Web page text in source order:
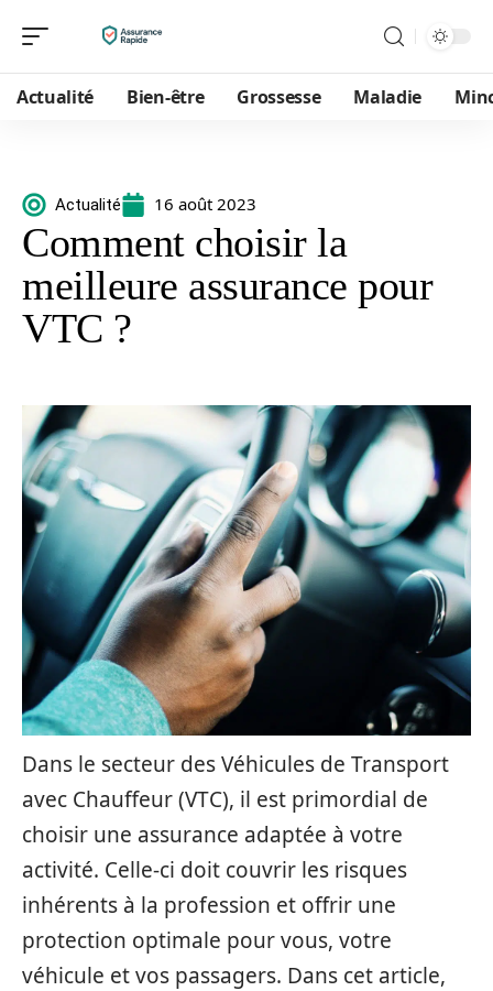
Actualité Bien-être Grossesse Maladie
Actualité 16 août 2023
Comment choisir la
meilleure assurance pour
VTC ?
Dans le secteur des Véhicules de Transport
avec Chauffeur (VTC), il est primordial de
choisir une assurance adaptée à votre
activité. Celle-ci doit couvrir les risques
inhérents à la profession et offrir une
protection optimale pour vous, votre
véhicule et vos passagers. Dans cet article,